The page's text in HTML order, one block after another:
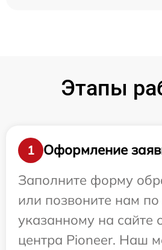
Этапы
1
Оформление
Заполните форму
или позвоните нам
указанному на сайте
центра Pioneer. Наш